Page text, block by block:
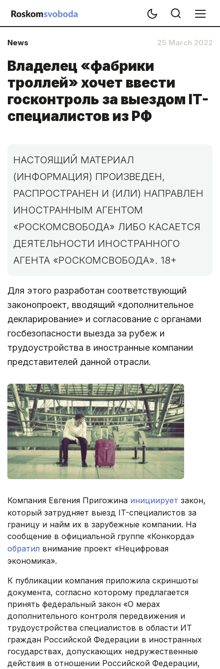
News 25 March 2022
Владелец «фабрики
троллей» хочет ввести
госконтроль за выездом IT-
специалистов из РФ
НАСТОЯЩИЙ МАТЕРИАЛ
(ИНФОРМАЦИЯ) ПРОИЗВЕДЕН,
РАСПРОСТРАНЕН И (ИЛИ) НАПРАВЛЕН
ИНОСТРАННЫМ АГЕНТОМ
«РОСКОМСВОБОДА» ЛИБО КАСАЕТСЯ
ДЕЯТЕЛЬНОСТИ ИНОСТРАННОГО
АГЕНТА «РОСКОМСВОБОДА». 18+
Для этого разработан соответствующий
законопроект, вводящий «дополнительное
декларирование» и согласование с органами
госбезопасности выезда за рубеж и
трудоустройства в иностранные компании
представителей данной отрасли.
Компания Евгения Пригожина инициирует закон,
который затрудняет выезд IT-специалистов за
границу и найм их в зарубежные компании. На
сообщение в официальной группе «Конкорда»
обратил внимание проект «Нецифровая
экономика».
К публикации компания приложила скриншоты
документа, согласно которому предлагается
принять федеральный закон «О мерах
дополнительного контроля передвижения и
трудоустройства специалистов в области ИТ
граждан Российской Федерации в иностранных
государствах, допускающих недружественные
действия в отношении Российской Федерации,